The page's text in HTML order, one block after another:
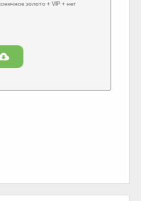
золото + VIP + нет